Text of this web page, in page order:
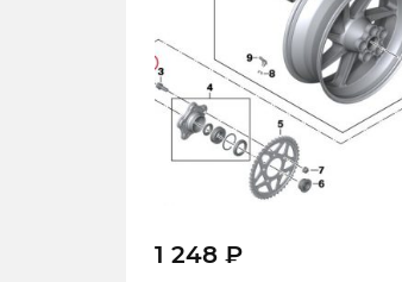
1 248 ₽